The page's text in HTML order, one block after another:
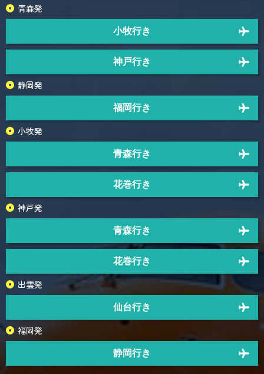
青森発
小牧行き
神戸行き
静岡発
福岡行き
小牧発
青森行き
花巻行き
神戸発
青森行き
花巻行き
出雲発
仙台行き
福岡発
静岡行き